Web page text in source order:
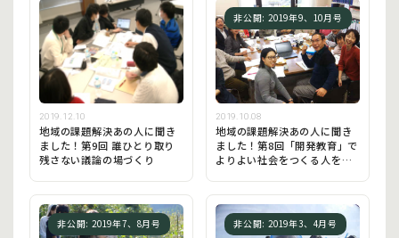
2019.12.10
地域の課題解決あの人に聞き
ました！第9回 誰ひとり取り
残さない議論の場づくり
非公開: 2019年9、10月号
2019.10.08
地域の課題解決あの人に聞き
ました！第8回「開発教育」で
よりよい社会をつくる人を育
非公開: 2019年7、8月号 非公開: 2019年3、4月号